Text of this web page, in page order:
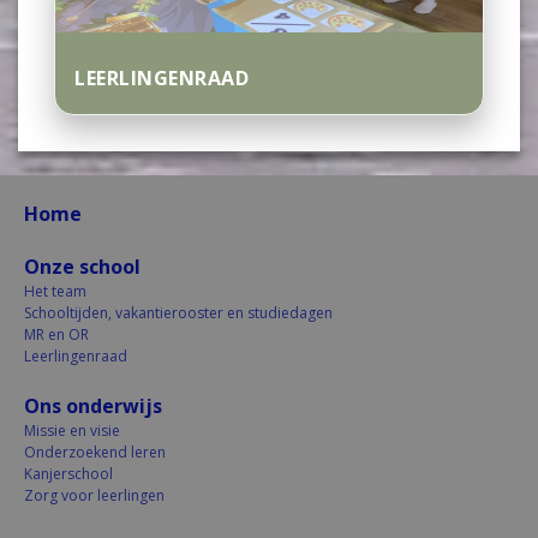
LEERLINGENRAAD
Home
Onze school
Het team
Schooltijden, vakantierooster en studiedagen
MR en OR
Leerlingenraad
Ons onderwijs
Missie en visie
Onderzoekend leren
Kanjerschool
Zorg voor leerlingen